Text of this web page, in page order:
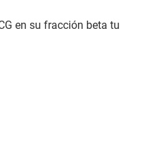
en su fracción beta tu